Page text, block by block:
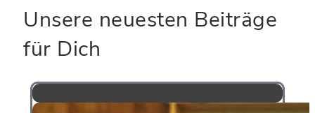
Unsere neuesten Beiträge
für Dich